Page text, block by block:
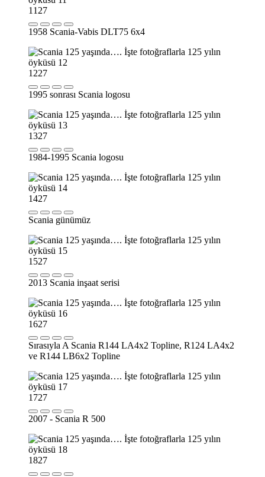
11 27
1958 Scania-Vabis DLT75 6x4
1227
1995 sonrası Scania logosu
1327
1984-1995 Scania logosu
1427
Scania günümüz
1527
2013 Scania inşaat serisi
1627
Sırasıyla A Scania R144 LA4x2 Topline, R124 LA4x2
ve R144 LB6x2 Topline
1727
2007 - Scania R 500
1827